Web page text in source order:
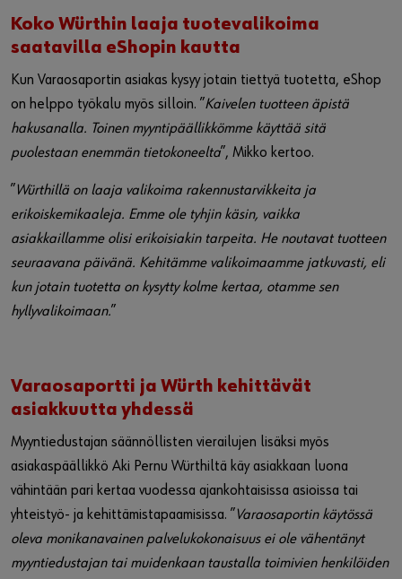
Koko Würthin laaja tuotevalikoima
saatavilla eShopin kautta
Kun Varaosaportin asiakas kysyy jotain tiettyä tuotetta, eShop
on helppo työkalu myös silloin. ”Kaivelen tuotteen äpistä
hakusanalla. Toinen myyntipäällikkömme käyttää sitä
puolestaan enemmän tietokoneelta”, Mikko kertoo.
”Würthillä on laaja valikoima rakennustarvikkeita ja
erikoiskemikaaleja. Emme ole tyhjin käsin, vaikka
asiakkaillamme olisi erikoisiakin tarpeita. He noutavat tuotteen
seuraavana päivänä. Kehitämme valikoimaamme jatkuvasti, eli
kun jotain tuotetta on kysytty kolme kertaa, otamme sen
hyllyvalikoimaan.”
Varaosaportti ja Würth kehittävät
asiakkuutta yhdessä
Myyntiedustajan säännöllisten vierailujen lisäksi myös
asiakaspäällikkö Aki Pernu Würthiltä käy asiakkaan luona
vähintään pari kertaa vuodessa ajankohtaisissa asioissa tai
yhteistyö- ja kehittämistapaamisissa. ”Varaosaportin käytössä
oleva monikanavainen palvelukokonaisuus ei ole vähentänyt
myyntiedustajan tai muidenkaan taustalla toimivien henkilöiden